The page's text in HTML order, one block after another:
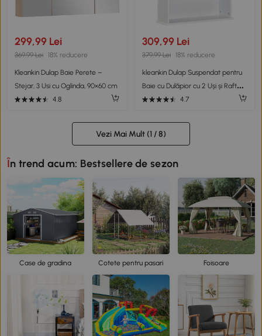
299,99 Lei
369,99 Lei 18% reducere
Kleankin Dulap Baie Perete –
Stejar, 3 Usi cu Oglinda, 90×60 cm
4.8
309,99 Lei
379,99 Lei 18% reducere
kleankin Dulap Suspendat pentru
Baie cu Dulăpior cu 2 Uși și Raft
Deschis, Poliță Internă Reglabilă,
4.7
Vezi Mai Mult (1 / 8)
În trend acum: Bestsellere de sezon
Case de gradina Cotete pentru pasari Foisoare